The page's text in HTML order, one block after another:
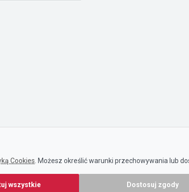
Cookies . Możesz określić warunki przechowywania lub
wszystkie Dostosuj zgody